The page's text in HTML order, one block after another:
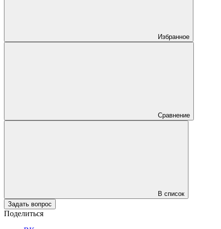
Избранное
Сравнение
В список
Задать вопрос
Поделиться